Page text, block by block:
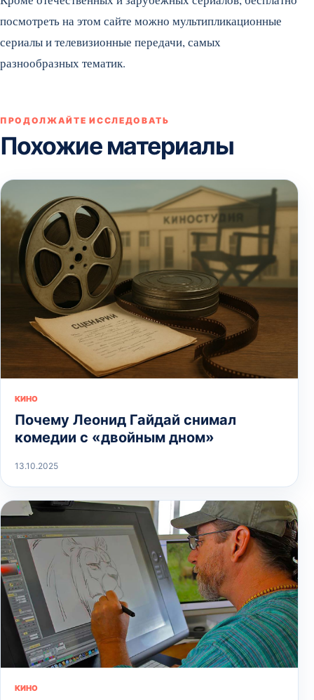
посмотреть на этом сайте можно мультипликационные
сериалы и телевизионные передачи, самых
разнообразных тематик.
ПРОДОЛЖАЙТЕ ИССЛЕДОВАТЬ
Похожие материалы
КИНО
Почему Леонид Гайдай снимал
комедии с «двойным дном»
13.10.2025
КИНО